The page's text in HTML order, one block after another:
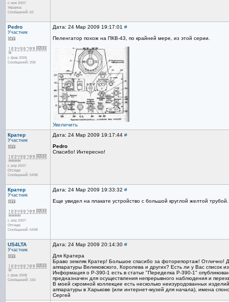
с ноя 2007
Украина
Сообщений: 62
Pedro
Участник
с фев 2006
Сообщений: 206
Дата: 24 Мар 2009 19:17:01 #
Пеленгатор похож на ПКВ-43, по крайней мере, из этой серии.
Увеличить
Кратер
Участник
с апр 2007
Отсюда
Сообщений: 5498
Дата: 24 Мар 2009 19:17:44 #
Pedro
Спасибо! Интересно!
Кратер
Участник
с апр 2007
Отсюда
Сообщений: 5498
Дата: 24 Мар 2009 19:33:32 #
Еще увидел на плакате устройство с большой круглой желтой
US4LTA
Участник
с фев 2008
Сообщений: 150
Дата: 24 Мар 2009 20:14:30 #
Для Кратера
Браво земляк Кратер! Большое спасибо за фоторепортаж! Отлично!
аппаратуры Великовского, Королева и других? Есть ли у Вас список
Информация о Р-390-1 есть в статье "Переделка Р-390-1"
предназначен для осуществления непрерывного наблюдения и
В моей скромной коллекцие есть несколько неизуродованных
аппаратуры в Харькове (или интернет-музей для начала), имена
Сергей